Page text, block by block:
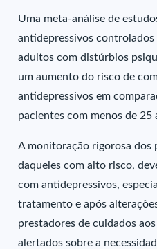
Uma meta-análise de
antidepressivos
adultos com distúrbios
um aumento do risco de
antidepressivos em
pacientes com menos de 25
A monitoração rigorosa dos
daqueles com alto risco,
com antidepressivos,
tratamento e após
prestadores de cuidados
alertados sobre a